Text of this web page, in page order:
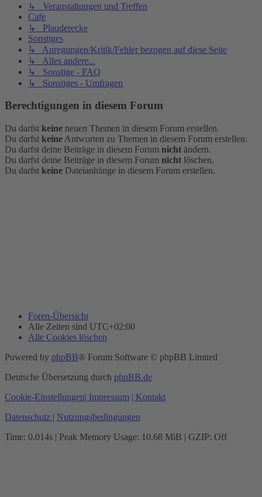
↳ Veranstaltungen und Treffen
Cafe
↳ Plauderecke
Sonstiges
↳ Anregungen/Kritik/Fehler bezogen auf diese Seite
↳ Alles andere...
↳ Sonstige - FAQ
↳ Sonstiges - Umfragen
Berechtigungen in diesem Forum
Du darfst keine neuen Themen in diesem Forum erstellen.
Du darfst keine Antworten zu Themen in diesem Forum erstellen.
Du darfst deine Beiträge in diesem Forum nicht ändern.
Du darfst deine Beiträge in diesem Forum nicht löschen.
Du darfst keine Dateianhänge in diesem Forum erstellen.
Foren-Übersicht
Alle Zeiten sind UTC+02:00
Alle Cookies löschen
Powered by phpBB® Forum Software © phpBB Limited
Deutsche Übersetzung durch phpBB.de
Cookie-Einstellungen| Impressum | Kontakt
Datenschutz | Nutzungsbedingungen
Time: 0.014s | Peak Memory Usage: 10.68 MiB | GZIP: Off